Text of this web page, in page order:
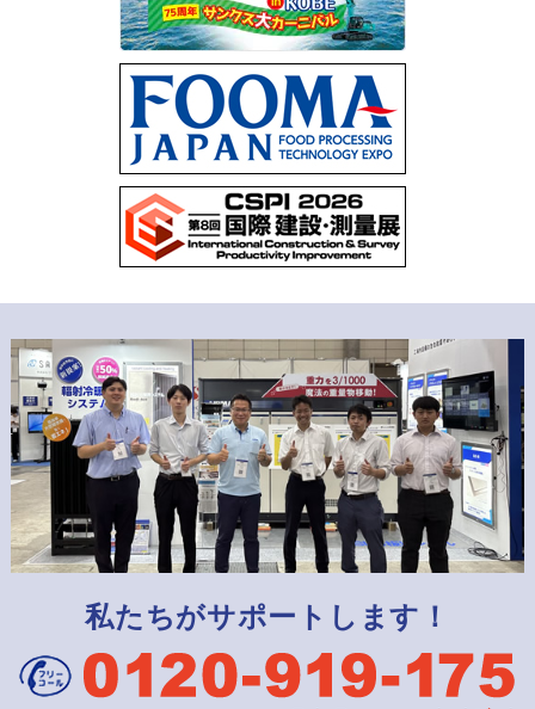
私たちがサポートします！